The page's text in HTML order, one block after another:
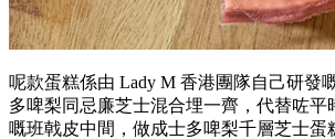
呢款蛋糕係由 Lady M 香港團隊自己研發
多啤梨同忌廉芝士混合埋一齊，代替咗平
嘅班戟皮中間，做成士多啤梨千層芝士蛋